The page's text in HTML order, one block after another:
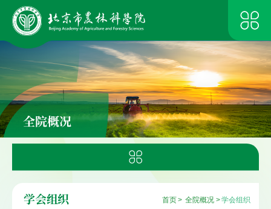
全院概况
首页> 全院概况 >学会组织
学会组织